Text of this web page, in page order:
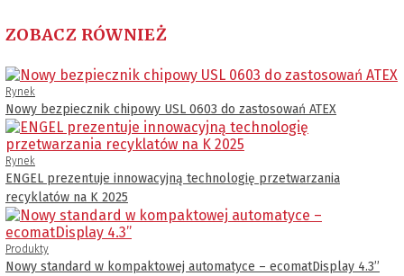
ZOBACZ RÓWNIEŻ
Rynek
Nowy bezpiecznik chipowy USL 0603 do zastosowań ATEX
Rynek
ENGEL prezentuje innowacyjną technologię przetwarzania
recyklatów na K 2025
Produkty
Nowy standard w kompaktowej automatyce – ecomatDisplay 4.3’’